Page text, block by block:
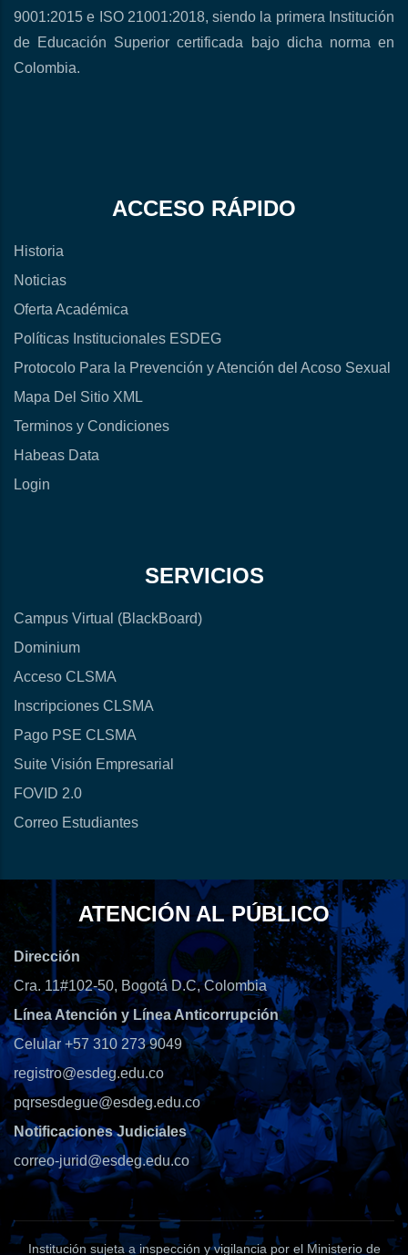
9001:2015 e ISO 21001:2018, siendo la primera Institución
de Educación Superior certificada bajo dicha norma en
Colombia.
ACCESO RÁPIDO
Historia
Noticias
Oferta Académica
Políticas Institucionales ESDEG
Protocolo Para la Prevención y Atención del Acoso Sexual
Mapa Del Sitio XML
Terminos y Condiciones
Habeas Data
Login
SERVICIOS
Campus Virtual (BlackBoard)
Dominium
Acceso CLSMA
Inscripciones CLSMA
Pago PSE CLSMA
Suite Visión Empresarial
FOVID 2.0
Correo Estudiantes
ATENCIÓN AL PÚBLICO
Dirección
Cra. 11#102-50, Bogotá D.C, Colombia
Línea Atención y Línea Anticorrupción
Celular +57 310 273 9049
registro@esdeg.edu.co
pqrsesdegue@esdeg.edu.co
Notificaciones Judiciales
correo-jurid@esdeg.edu.co
Institución sujeta a inspección y vigilancia por el Ministerio de